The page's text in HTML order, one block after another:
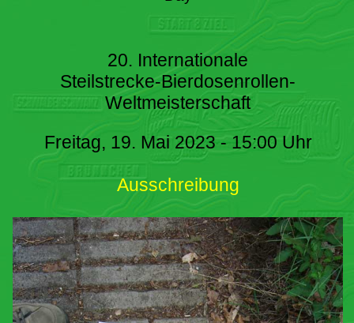
20. Internationale
Steilstrecke-Bierdosenrollen-
Weltmeisterschaft
Freitag, 19. Mai 2023 - 15:00 Uhr
Ausschreibung